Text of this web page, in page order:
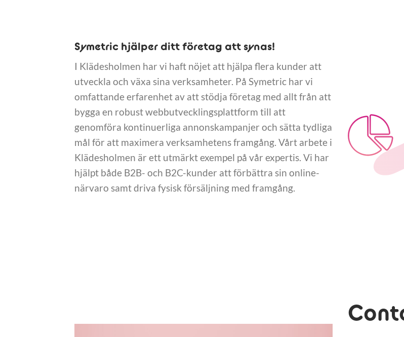
Symetric hjälper ditt företag att synas!
I Klädesholmen har vi haft nöjet att hjälpa flera kunder att
utveckla och växa sina verksamheter. På Symetric har vi
omfattande erfarenhet av att stödja företag med allt från att
bygga en robust webbutvecklingsplattform till att
genomföra kontinuerliga annonskampanjer och sätta tydliga
mål för att maximera verksamhetens framgång. Vårt arbete i
Klädesholmen är ett utmärkt exempel på vår expertis. Vi har
hjälpt både B2B- och B2C-kunder att förbättra sin online-
närvaro samt driva fysisk försäljning med framgång.